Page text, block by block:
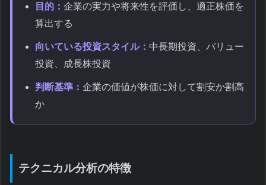
目的： 企業の実力や将来性を評価し、適正株価を
算出する
向いている投資スタイル： 中長期投資、バリュー
投資、成長株投資
判断基準： 企業の価値が株価に対して割安か割高
か
テクニカル分析の特徴